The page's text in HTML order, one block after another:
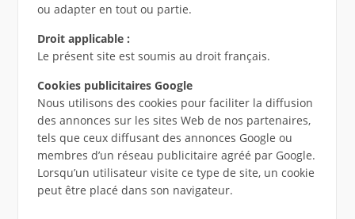
ou adapter en tout ou partie.
Droit applicable :
Le présent site est soumis au droit français.
Cookies publicitaires Google
Nous utilisons des cookies pour faciliter la diffusion
des annonces sur les sites Web de nos partenaires,
tels que ceux diffusant des annonces Google ou
membres d’un réseau publicitaire agréé par Google.
Lorsqu’un utilisateur visite ce type de site, un cookie
peut être placé dans son navigateur.